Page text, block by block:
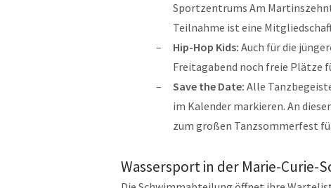
Sportzentrums Am
Teilnahme ist eine
Hip-Hop Kids: Auch für die
Freitagabend noch freie Plätze
Save the Date: Alle
im Kalender markieren. An
zum großen Tanzsommerfest
Wassersport in der Marie-Curie-